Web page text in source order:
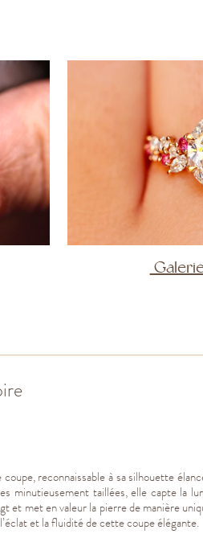
reconnaissable à sa silhouette
minutieusement taillées, elle capte la
et met en valeur la pierre de manière
et la fluidité de cette coupe élégante.